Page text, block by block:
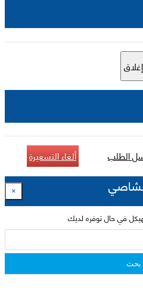
إغلاق
الطلب ألغاء التسعيرة
×
في حال توفره لديك
بحث